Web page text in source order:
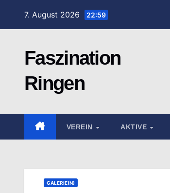
7. August 2026 22:59
Faszination
Ringen
VEREIN AKTIVE
GALERIE(N)